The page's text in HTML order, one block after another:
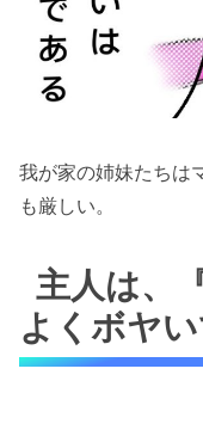
我が家の姉妹たちは
も厳しい。
主人は、
よくボヤい